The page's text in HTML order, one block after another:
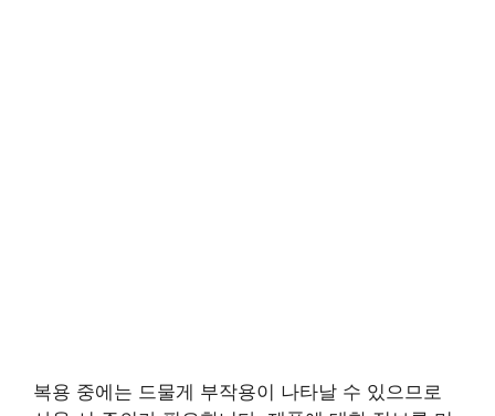
복용 중에는 드물게 부작용이 나타날 수 있으므로